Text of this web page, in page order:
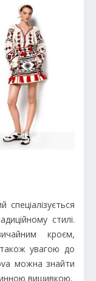
стилі.
кроєм,
увагою до
можна знайти
вишивкою.